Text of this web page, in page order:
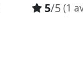
5/5(1